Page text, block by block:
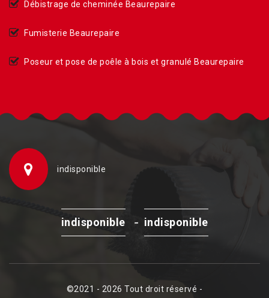
Débistrage de cheminée Beaurepaire
Fumisterie Beaurepaire
Poseur et pose de poêle à bois et granulé Beaurepaire
indisponible
indisponible - indisponible
©2021 - 2026 Tout droit réservé -